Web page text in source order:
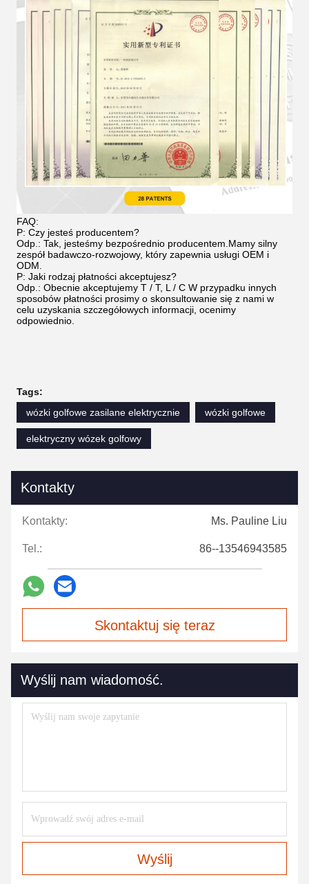
FAQ:
P: Czy jesteś producentem?
Odp.: Tak, jesteśmy bezpośrednio producentem.Mamy silny
zespół badawczo-rozwojowy, który zapewnia usługi OEM i
ODM.
P: Jaki rodzaj płatności akceptujesz?
Odp.: Obecnie akceptujemy T / T, L / C W przypadku innych
sposobów płatności prosimy o skonsultowanie się z nami w
celu uzyskania szczegółowych informacji, ocenimy
odpowiednio.
Tags:
wózki golfowe zasilane elektrycznie
wózki golfowe
elektryczny wózek golfowy
Kontakty
Kontakty: Ms. Pauline Liu
Tel.: 86--13546943585
Skontaktuj się teraz
Wyślij nam wiadomość.
Wyślij